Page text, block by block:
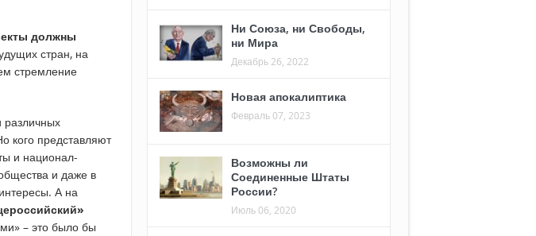
должны
стран, на
стремление
различных
кого представляют
и национал-
и даже в
А на
– это было бы
Ни Союза, ни Свободы,
ни Мира
Декабрь 26, 2022
Новая апокалиптика
Февраль 07, 2023
Возможны ли
Соединенные Штаты
России?
Июль 06, 2020